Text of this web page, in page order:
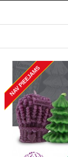
NAV PIEEJAMS